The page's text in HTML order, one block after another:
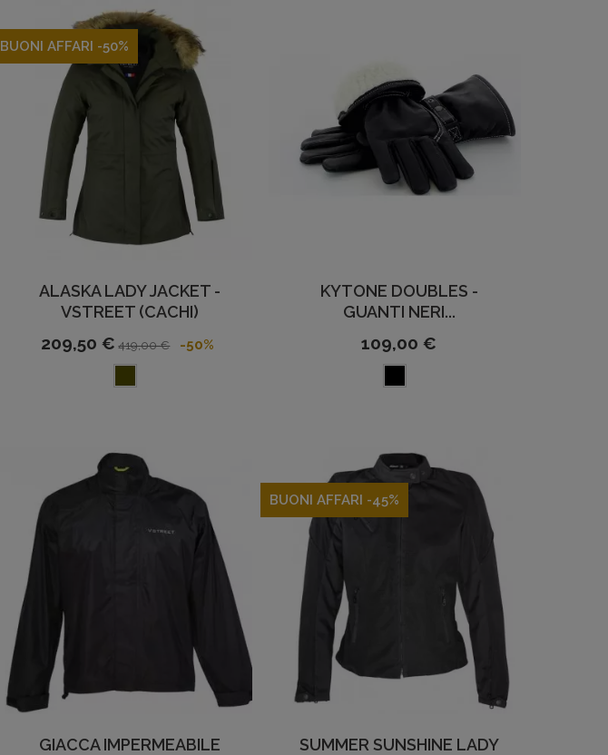
BUONI AFFARI -50%
ALASKA LADY JACKET -
VSTREET (CACHI)
209,50 € 419,00 € -50%
KYTONE DOUBLES -
GUANTI NERI...
109,00 €
GIACCA IMPERMEABILE
BUONI AFFARI -45%
SUMMER SUNSHINE LADY